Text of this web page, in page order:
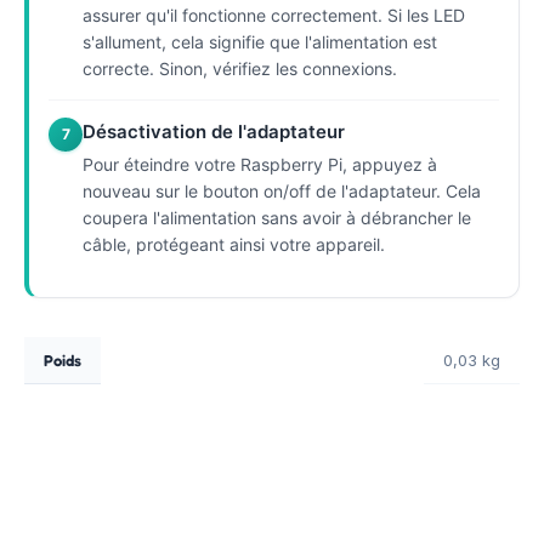
assurer qu'il fonctionne correctement. Si les LED
s'allument, cela signifie que l'alimentation est
correcte. Sinon, vérifiez les connexions.
7 Désactivation de l'adaptateur
Pour éteindre votre Raspberry Pi, appuyez à
nouveau sur le bouton on/off de l'adaptateur. Cela
coupera l'alimentation sans avoir à débrancher le
câble, protégeant ainsi votre appareil.
Poids 0,03 kg